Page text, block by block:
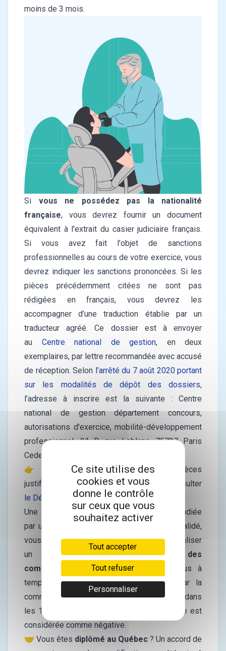
moins de 3 mois.
Si vous ne possédez pas la nationalité
française, vous devrez fournir un document
équivalent à l'extrait du casier judiciaire français.
Si vous avez fait l'objet de sanctions
professionnelles au cours de votre exercice, vous
devrez indiquer les sanctions prononcées. Si les
pièces précédemment citées ne sont pas
rédigées en français, vous devrez les
accompagner d’une traduction établie par un
traducteur agréé. Ce dossier est à envoyer
au Centre national de gestion, en deux
exemplaires, par lettre recommandée avec accusé
de réception. Selon l’arrêté du 7 août 2020 portant
sur les modalités de dépôt des dossiers,
l’adresse à inscrire est la suivante : Centre
national de gestion département concours,
autorisations d'exercice, mobilité-développement
professionnel, 21 B, rue Leblanc, 75737 Paris
Cedex 15.
👉 Pour plus de précisions sur les pièces
justificatives à fournir, vous pouvez consulter
le Décret n°2020-1017 du 7 août 2020.
Une fois envoyée, votre demande sera étudiée
par une commission. Si votre dossier est validé,
vous devrez, dans certains cas, réaliser
un
parcours de consolidation des
compétences
. Ce parcours est un cursus à
temps plein dont la durée est fixée par la
commission. Si vous n’avez pas de réponse dans
les 12 mois suivants votre envoi, la réponse est
considérée comme négative.
🤝 Vous êtes diplômé au Québec ? Un accord de
Ce site utilise des
cookies et vous
donne le contrôle
sur ceux que vous
souhaitez activer
Tout accepter
Tout refuser
Personnaliser